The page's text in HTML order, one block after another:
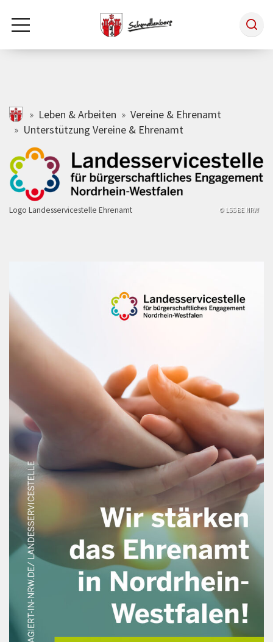
Zum Hauptinhalt springen
Rathaus & Politik
Leben & Arbeiten
Tourismus
schmallenberg.de
Leben & Arbeiten
Vereine & Ehrenamt
Unterstützung Vereine & Ehrenamt
© LSS BE NRW
Logo Landesservicestelle Ehrenamt